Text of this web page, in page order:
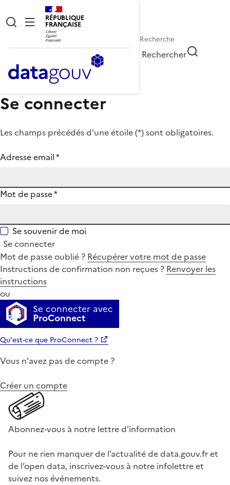
RÉPUBLIQUE
FRANÇAISE
Rechercher
Se connecter
Les champs précédés d'une étoile (*) sont obligatoires.
Adresse email*
Mot de passe*
Se souvenir de moi
Se connecter
Mot de passe oublié ? Récupérer votre mot de passe
Instructions de confirmation non reçues ? Renvoyer les
instructions
ou
Se connecter avec
ProConnect
Qu'est-ce que ProConnect ?
Vous n'avez pas de compte ?
Créer un compte
Abonnez-vous à notre lettre d'information
Pour ne rien manquer de l’actualité de data.gouv.fr et
de l’open data, inscrivez-vous à notre infolettre et
suivez nos événements.